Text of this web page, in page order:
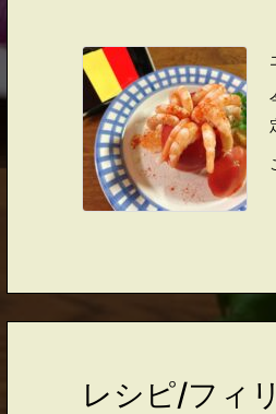
レシピ/フィ